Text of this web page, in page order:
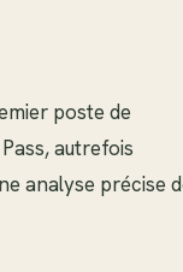
poste de
autrefois
analyse précise